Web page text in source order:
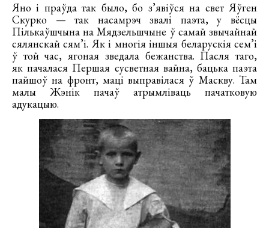
Яно і праўда так было, бо з’явіўся на свет Яўген
Скурко — так насамрэч звалі паэта, у вёсцы
Пількаўшчына на Мядзельшчыне ў самай звычайнай
сялянскай сям’і. Як і многія іншыя беларускія сем’і
ў той час, ягоная зведала бежанства. Пасля таго,
як пачалася Першая сусветная вайна, бацька паэта
пайшоў на фронт, маці выправілася ў Маскву. Там
малы Жэнік пачаў атрымліваць пачатковую
адукацыю.